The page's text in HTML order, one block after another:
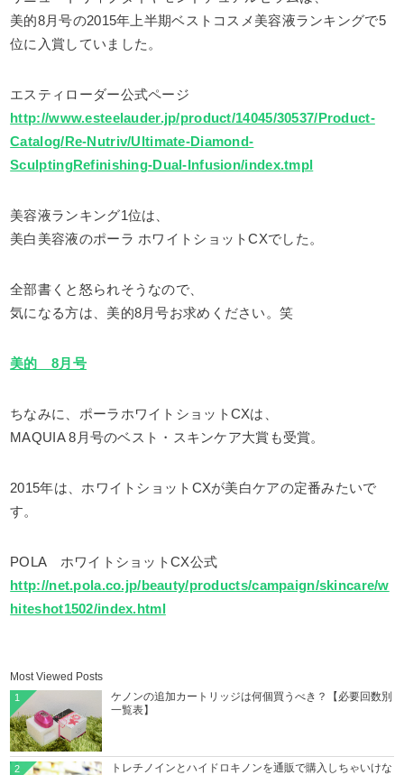
美的8月号の2015年上半期ベストコスメ美容液ランキングで5
位に入賞していました。
エスティローダー公式ページ
http://www.esteelauder.jp/product/14045/30537/Product-
Catalog/Re-Nutriv/Ultimate-Diamond-
SculptingRefinishing-Dual-Infusion/index.tmpl
美容液ランキング1位は、
美白美容液のポーラ ホワイトショットCXでした。
全部書くと怒られそうなので、
気になる方は、美的8月号お求めください。笑
美的 8月号
ちなみに、ポーラホワイトショットCXは、
MAQUIA 8月号のベスト・スキンケア大賞も受賞。
2015年は、ホワイトショットCXが美白ケアの定番みたいで
す。
POLA ホワイトショットCX公式
http://net.pola.co.jp/beauty/products/campaign/skincare/w
hiteshot1502/index.html
Most Viewed Posts
ケノンの追加カートリッジは何個買うべき？【必要回数別
一覧表】
1
トレチノインとハイドロキノンを通販で購入しちゃいけな
2